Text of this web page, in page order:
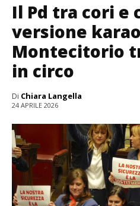
Il Pd tra cori e
versione
Montecitorio
in circo
Di Chiara Langella
24 APRILE 2026